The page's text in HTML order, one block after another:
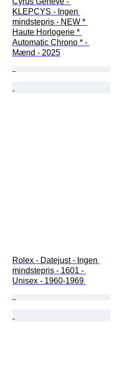
KLEPCYS - Ingen
mindstepris - NEW *
Haute Horlogerie *
Automatic Chrono * -
Mænd - 2025
Rolex - Datejust - Ingen
mindstepris - 1601 -
Unisex - 1960-1969